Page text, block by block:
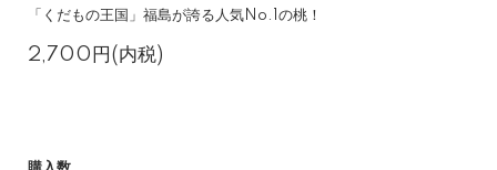
「くだもの王国」福島が誇る人気No.1の桃！
2,700円(内税)